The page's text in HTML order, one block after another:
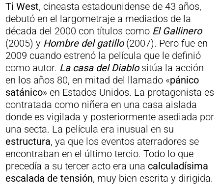
Ti West, cineasta estadounidense de 43 años,
debutó en el largometraje a mediados de la
década del 2000 con títulos como El Gallinero
(2005) y Hombre del gatillo(2007). Pero fue en
2009 cuando estrenó la película que le definió
como autor. La casa del Diablositúa la acción
en los años 80, en mitad del llamado «pánico
satánico» en Estados Unidos. La protagonista es
contratada como niñera en una casa aislada
donde es vigilada y posteriormente asediada por
una secta. La película era inusual en su
estructura, ya que los eventos aterradores se
encontraban en el último tercio. Todo lo que
precedía a su tercer acto era una calculadísima
escalada de tensión, muy bien escrita y dirigida.